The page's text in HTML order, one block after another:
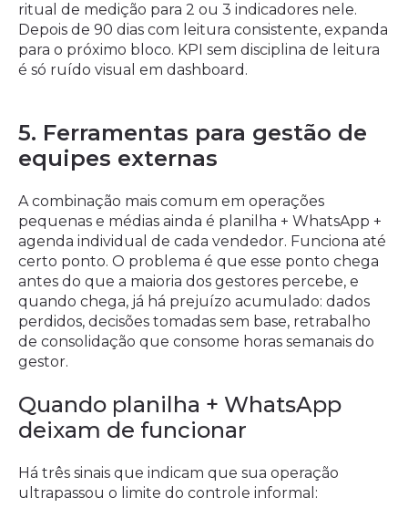
ritual de medição para 2 ou 3 indicadores nele.
Depois de 90 dias com leitura consistente, expanda
para o próximo bloco. KPI sem disciplina de leitura
é só ruído visual em dashboard.
5. Ferramentas para gestão de
equipes externas
A combinação mais comum em operações
pequenas e médias ainda é planilha + WhatsApp +
agenda individual de cada vendedor. Funciona até
certo ponto. O problema é que esse ponto chega
antes do que a maioria dos gestores percebe, e
quando chega, já há prejuízo acumulado: dados
perdidos, decisões tomadas sem base, retrabalho
de consolidação que consome horas semanais do
gestor.
Quando planilha + WhatsApp
deixam de funcionar
Há três sinais que indicam que sua operação
ultrapassou o limite do controle informal: